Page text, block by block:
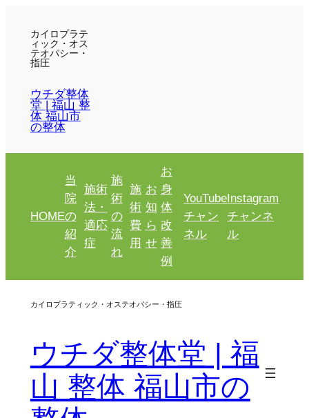
カイロプラテ
ィック・オス
テオパシー・
指圧
ウチダ整体
堂 | 福山 整
体 福山市
の整体
HOME
当
院
の
紹
介
施術
法・
適応
症
施
術
の
流
れ
施
術
費
用
お
知
ら
せ
お
身
体
改
善
例
YouTube
チャン
ネル
Instagram
チャンネ
ル
カイロプラティック・オステオパシー・指圧
ウチダ整体堂 | 福
山 整体 福山市の